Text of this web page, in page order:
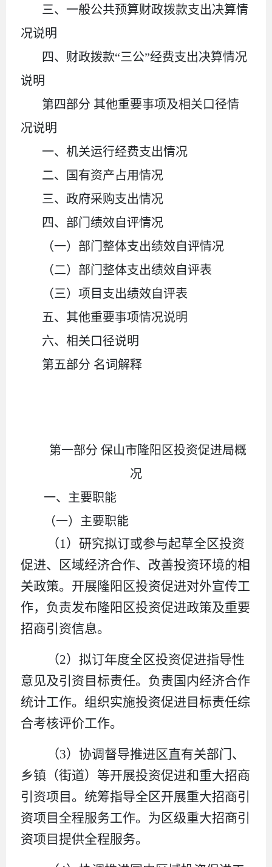
三、一般公共预算财政拨款支出决算情
况说明
四、财政拨款“三公”经费支出决算情况
说明
第四部分 其他重要事项及相关口径情
况说明
一、机关运行经费支出情况
二、国有资产占用情况
三、政府采购支出情况
四、部门绩效自评情况
（一）部门整体支出绩效自评情况
（二）部门整体支出绩效自评表
（三）项目支出绩效自评表
五、其他重要事项情况说明
六、相关口径说明
第五部分 名词解释
第一部分 保山市隆阳区投资促进局概
况
一、主要职能
（一）主要职能
（1）研究拟订或参与起草全区投资
促进、区域经济合作、改善投资环境的相
关政策。开展隆阳区投资促进对外宣传工
作，负责发布隆阳区投资促进政策及重要
招商引资信息。
（2）拟订年度全区投资促进指导性
意见及引资目标责任。负责国内经济合作
统计工作。组织实施投资促进目标责任综
合考核评价工作。
（3）协调督导推进区直有关部门、
乡镇（街道）等开展投资促进和重大招商
引资项目。统筹指导全区开展重大招商引
资项目全程服务工作。为区级重大招商引
资项目提供全程服务。